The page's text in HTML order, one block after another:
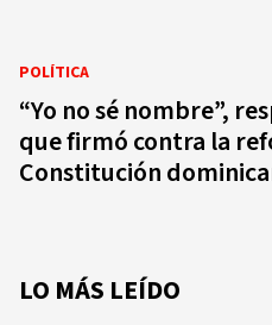
POLÍTICA
“Yo no sé nombre”,
que firmó contra la
Constitución
LO MÁS LEÍDO